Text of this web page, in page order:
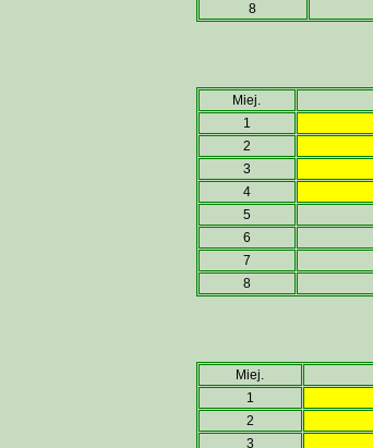
8
Miej.
1
2
3
4
5
6
7
8
Miej.
1
2
3